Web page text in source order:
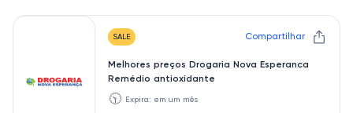
SALE Compartilhar
Melhores preços Drogaria Nova Esperanca
Remédio antioxidante
🕥 Expira: em um mês